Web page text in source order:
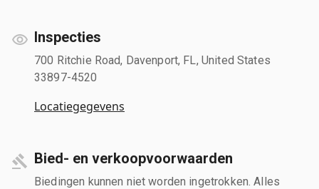
Inspecties
700 Ritchie Road, Davenport, FL, United States
33897-4520
Locatiegegevens
Bied- en verkoopvoorwaarden
Biedingen kunnen niet worden ingetrokken. Alles